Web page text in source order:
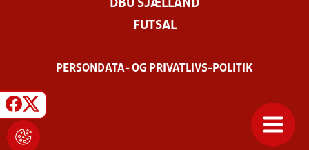
DBU SJÆLLAND
FUTSAL
PERSONDATA- OG PRIVATLIVS-POLITIK